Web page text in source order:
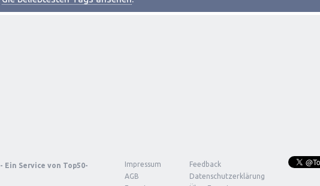
- Ein Service von Top50-
Impressum
Feedback
AGB
Datenschutzerklärung